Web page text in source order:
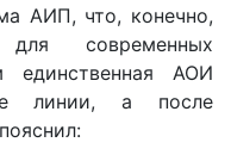
АИП, что, конечно,
современных
единственная АОИ
линии, а после